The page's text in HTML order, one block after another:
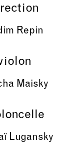
Repin
Maisky
Lugansky